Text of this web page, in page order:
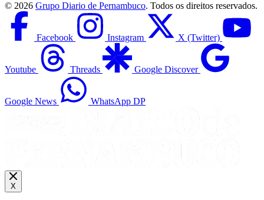
© 2026 Grupo Diario de Pernambuco. Todos os direitos reservados.
Facebook Instagram X (Twitter)
Youtube Threads Google Discover
Google News WhatsApp DP
X